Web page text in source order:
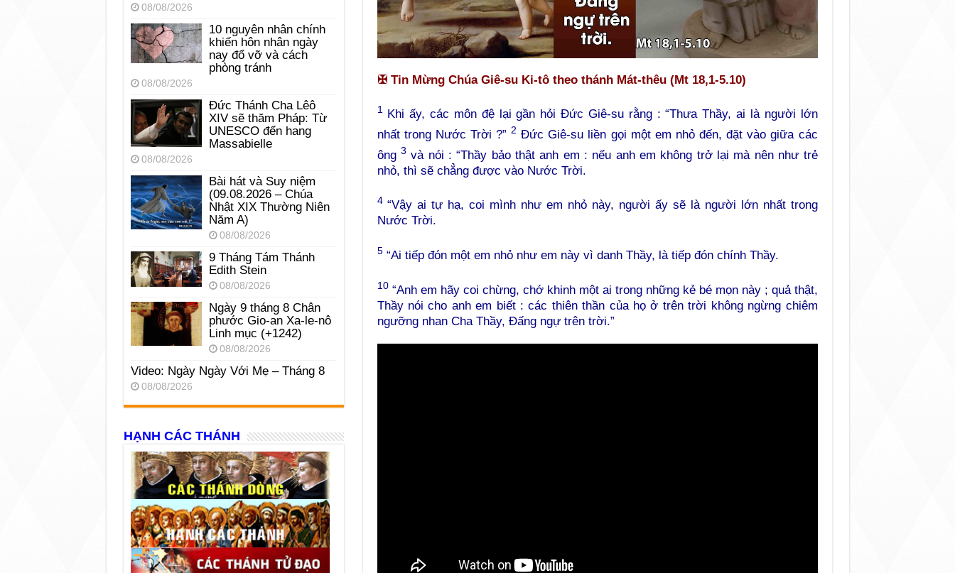
✠ Tin Mừng Chúa Giê-su Ki-tô theo thánh Mát-thêu (Mt 18,1-5.10)
1Khi ấy, các môn đệ lại gần hỏi Đức Giê-su rằng : “Thưa Thầy, ai là người lớn
nhất trong Nước Trời ?”2 Đức Giê-su liền gọi một em nhỏ đến, đặt vào giữa các
ông 3 và nói : “Thầy bảo thật anh em : nếu anh em không trở lại mà nên như trẻ
nhỏ, thì sẽ chẳng được vào Nước Trời.
4“Vậy ai tự hạ, coi mình như em nhỏ này, người ấy sẽ là người lớn nhất trong
Nước Trời.
5“Ai tiếp đón một em nhỏ như em này vì danh Thầy, là tiếp đón chính Thầy.
10“Anh em hãy coi chừng, chớ khinh một ai trong những kẻ bé mọn này ; quả thật,
Thầy nói cho anh em biết : các thiên thần của họ ở trên trời không ngừng chiêm
ngưỡng nhan Cha Thầy, Đấng ngự trên trời.”
08/08/2026
10 nguyên nhân chính
khiến hôn nhân ngày
nay đổ vỡ và cách
phòng tránh
08/08/2026
Đức Thánh Cha Lêô
XIV sẽ thăm Pháp: Từ
UNESCO đến hang
Massabielle
08/08/2026
Bài hát và Suy niệm
(09.08.2026 – Chúa
Nhật XIX Thường Niên
Năm A)
08/08/2026
9 Tháng Tám Thánh
Edith Stein
08/08/2026
Ngày 9 tháng 8 Chân
phước Gio-an Xa-le-nô
Linh mục (+1242)
08/08/2026
Video: Ngày Ngày Với Mẹ – Tháng 8
08/08/2026
HẠNH CÁC THÁNH